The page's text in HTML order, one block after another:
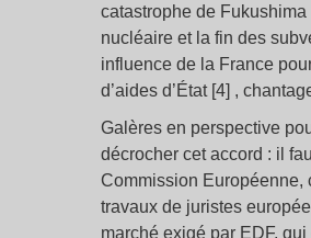
catastrophe de
nucléaire et la fin des
influence de la France
d’aides d’État [4] ,
Galères en perspective
décrocher cet accord : il
Commission Européenne,
travaux de juristes
marché exigé par EDF,